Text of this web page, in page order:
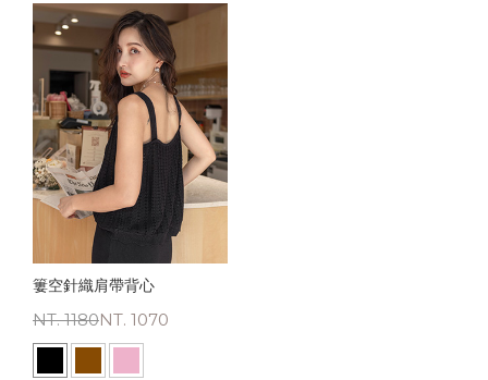
簍空針織肩帶背心
NT. 1180NT. 1070